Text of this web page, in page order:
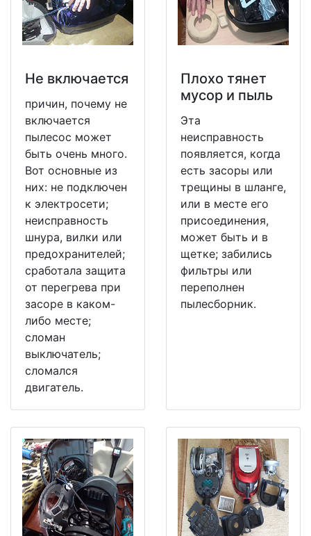
Не включается
причин, почему не
включается
пылесос может
быть очень много.
Вот основные из
них: не подключен
к электросети;
неисправность
шнура, вилки или
предохранителей;
сработала защита
от перегрева при
засоре в каком-
либо месте;
сломан
выключатель;
сломался
двигатель.
Плохо тянет
мусор и пыль
Эта
неисправность
появляется, когда
есть засоры или
трещины в шланге,
или в месте его
присоединения,
может быть и в
щетке; забились
фильтры или
переполнен
пылесборник.